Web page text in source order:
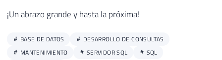
42
44
SELECT *
ORDER BY LogDate DESC
¡Un abrazo grande y hasta la próxima!
BASE DE DATOS
DESARROLLO DE CONSULTAS
MANTENIMIENTO
SERVIDOR SQL
SQL